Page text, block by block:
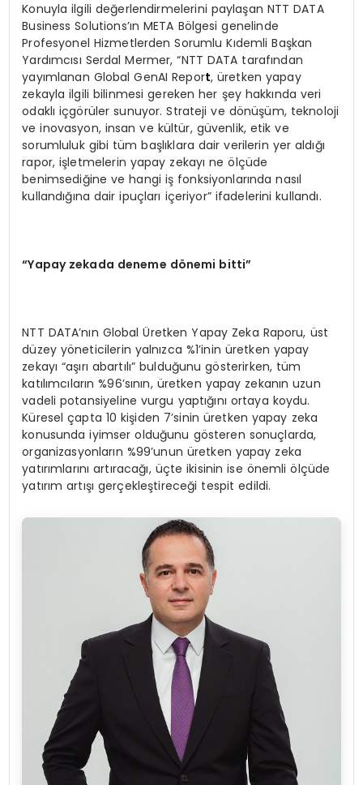
Konuyla ilgili değerlendirmelerini paylaşan NTT DATA
Business Solutions’ın META Bölgesi genelinde
Profesyonel Hizmetlerden Sorumlu Kıdemli Başkan
Yardımcısı Serdal Mermer, “NTT DATA tarafından
yayımlanan Global GenAI Report, üretken yapay
zekayla ilgili bilinmesi gereken her şey hakkında veri
odaklı içgörüler sunuyor. Strateji ve dönüşüm, teknoloji
ve inovasyon, insan ve kültür, güvenlik, etik ve
sorumluluk gibi tüm başlıklara dair verilerin yer aldığı
rapor, işletmelerin yapay zekayı ne ölçüde
benimsediğine ve hangi iş fonksiyonlarında nasıl
kullandığına dair ipuçları içeriyor” ifadelerini kullandı.
“Yapay zekada deneme dönemi bitti”
NTT DATA’nın Global Üretken Yapay Zeka Raporu, üst
düzey yöneticilerin yalnızca %1’inin üretken yapay
zekayı “aşırı abartılı” bulduğunu gösterirken, tüm
katılımcıların %96’sının, üretken yapay zekanın uzun
vadeli potansiyeline vurgu yaptığını ortaya koydu.
Küresel çapta 10 kişiden 7’sinin üretken yapay zeka
konusunda iyimser olduğunu gösteren sonuçlarda,
organizasyonların %99’unun üretken yapay zeka
yatırımlarını artıracağı, üçte ikisinin ise önemli ölçüde
yatırım artışı gerçekleştireceği tespit edildi.